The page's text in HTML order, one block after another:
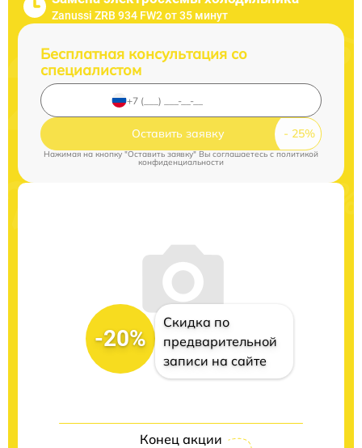
Zanussi ZRB 934 FW2 от 35 минут
Бесплатная консультация со
специалистом
Оставить заявку
Нажимая на кнопку "Оставить заявку" Вы соглашаетесь cполитикой
конфиденциальности
-20%
Скидка по
предварительной
записи на сайте
Конец акции